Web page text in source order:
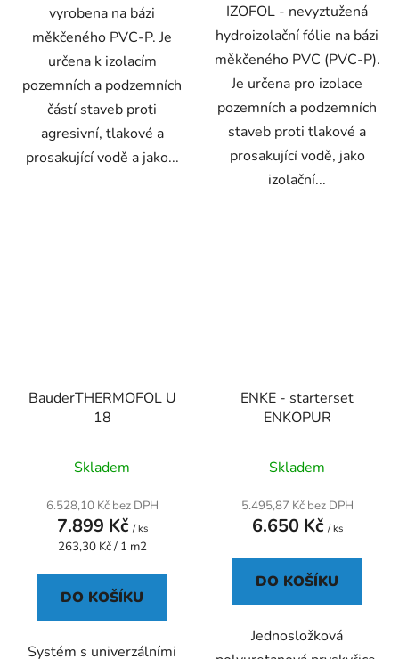
vyrobena na bázi
měkčeného PVC-P. Je
určena k izolacím
pozemních a podzemních
částí staveb proti
agresivní, tlakové a
prosakující vodě a jako...
IZOFOL - nevyztužená
hydroizolační fólie na bázi
měkčeného PVC (PVC-P).
Je určena pro izolace
pozemních a podzemních
staveb proti tlakové a
prosakující vodě, jako
izolační...
BauderTHERMOFOL U
18
hodnocení
produktu
je
5,0
z
5
hvězdiček.
Skladem
6.528,10 Kč bez DPH
7.899 Kč / ks
Měrná
263,30 Kč / 1 m2
DO KOŠÍKU
Systém s univerzálními
ENKE - starterset
ENKOPUR
Skladem
5.495,87 Kč bez DPH
6.650 Kč / ks
DO KOŠÍKU
Jednosložková